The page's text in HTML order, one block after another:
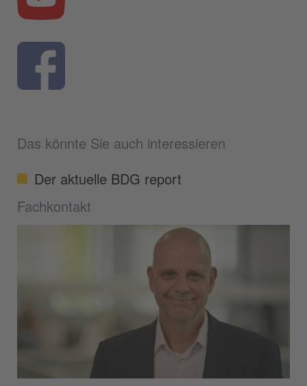
Das könnte Sie auch interessieren
Der aktuelle BDG report
Fachkontakt